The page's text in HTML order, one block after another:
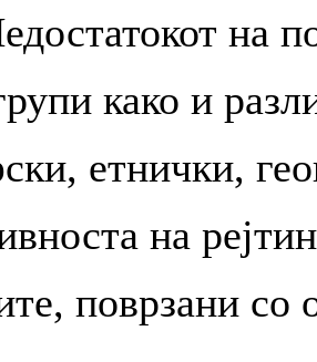
на
како и
етнички,
на
поврзани со